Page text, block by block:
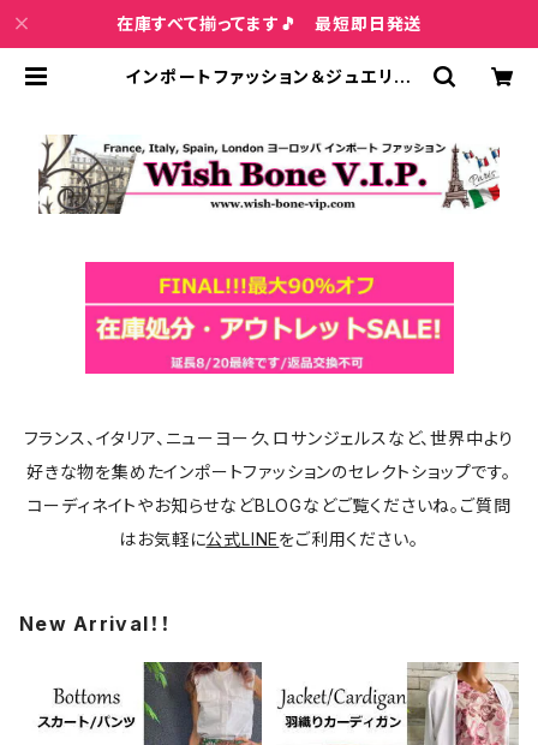
在庫すべて揃ってます🎵 最短即日発送
インポートファッション＆ジュエリー
フランス、イタリア、ニューヨーク、ロサンジェルスなど、世界中より
好きな物を集めたインポートファッションのセレクトショップです。
コーディネイトやお知らせなどBLOGなどご覧くださいね。ご質問
はお気軽に公式LINEをご利用ください。
New Arrival！！